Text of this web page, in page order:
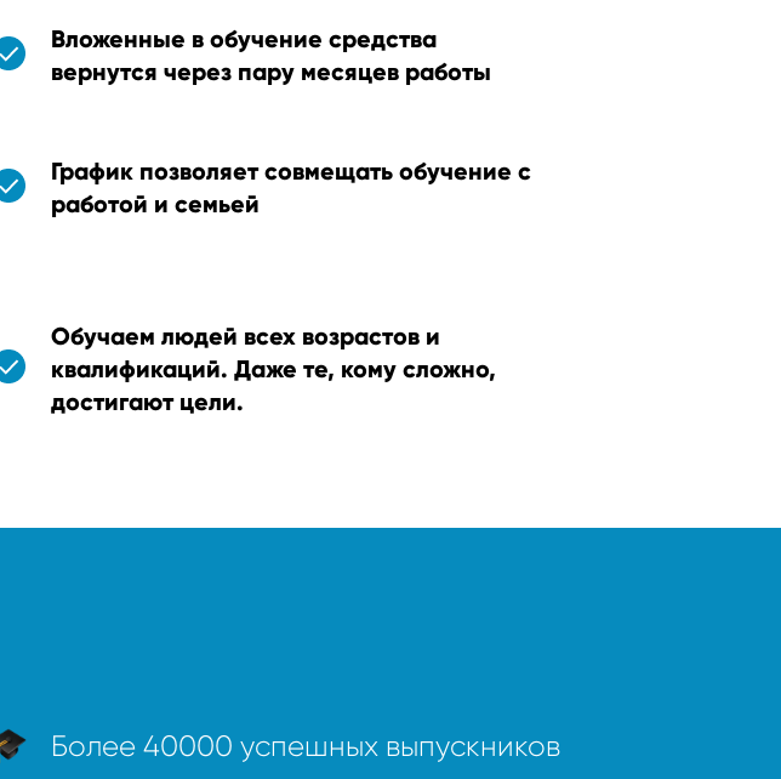
Вложенные в обучение средства
вернутся через пару месяцев работы
График позволяет совмещать обучение с
работой и семьей
Обучаем людей всех возрастов и
квалификаций. Даже те, кому сложно,
достигают цели.
Более 40000 успешных выпускников